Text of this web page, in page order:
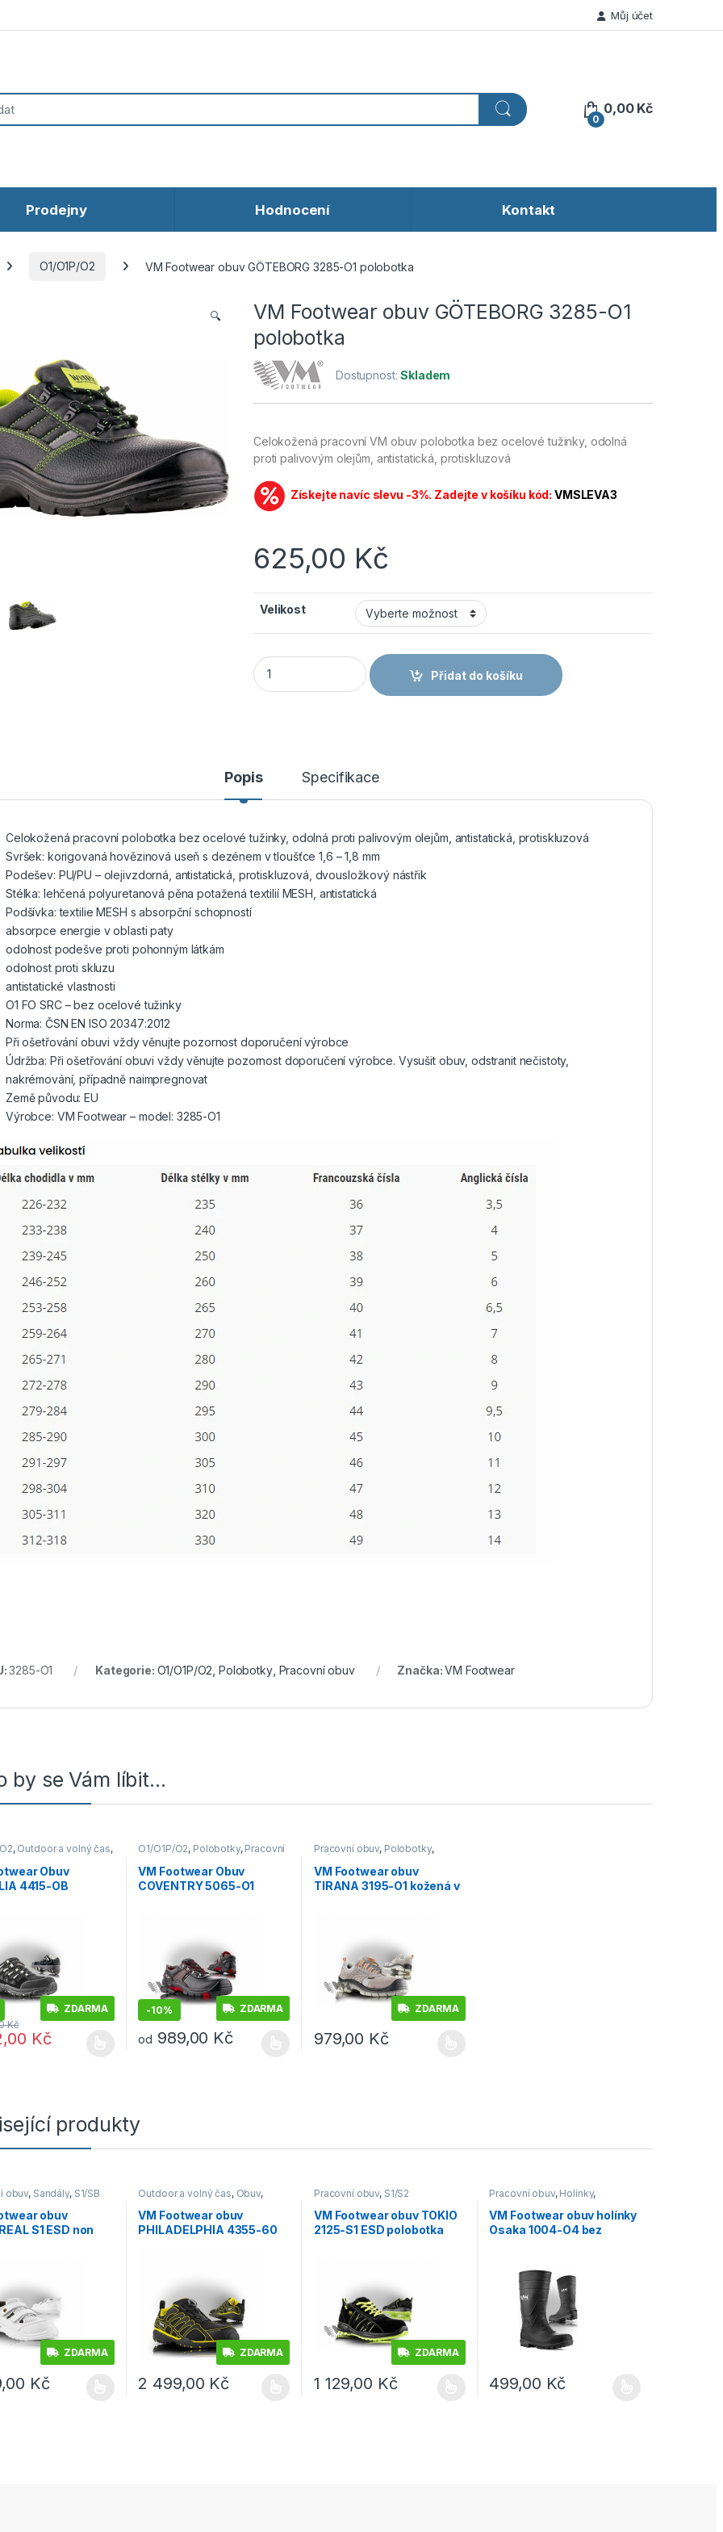
Můj účet
0
0,00 Kč
Prodejny Hodnocení Kontakt
O1/O1P/O2 VM Footwear obuv GÖTEBORG 3285-O1 polobotka
🔍
VM Footwear obuv GÖTEBORG 3285-O1
polobotka
Dostupnost:Skladem
Celokožená pracovní VM obuv polobotka bez ocelové tužinky, odolná
proti palivovým olejům, antistatická, protiskluzová
Získejte navíc slevu -3%. Zadejte v košíku kód: VMSLEVA3
625,00 Kč
Velikost
VM Footwear obuv GÖTEBORG 3285-O1 polobotka množství
Přidat do košíku
Popis Specifikace
Celokožená pracovní polobotka bez ocelové tužinky, odolná proti palivovým olejům, antistatická, protiskluzová
Svršek: korigovaná hovězinová useň s dezénem v tloušťce 1,6 – 1,8 mm
Podešev: PU/PU – olejivzdorná, antistatická, protiskluzová, dvousložkový nástřik
Stélka: lehčená polyuretanová pěna potažená textilií MESH, antistatická
Podšívka: textilie MESH s absorpční schopností
absorpce energie v oblasti paty
odolnost podešve proti pohonným látkám
odolnost proti skluzu
antistatické vlastnosti
O1 FO SRC – bez ocelové tužinky
Norma: ČSN EN ISO 20347:2012
Při ošetřování obuvi vždy věnujte pozornost doporučení výrobce
Údržba: Při ošetřování obuvi vždy věnujte pozornost doporučení výrobce. Vysušit obuv, odstranit nečistoty,
nakrémování, případně naimpregnovat
Země původu: EU
Výrobce: VM Footwear – model: 3285-O1
3285-O1 Kategorie: O1/O1P/O2 ,Polobotky, Pracovní obuv Značka:VM Footwear
by se Vám líbit…
, Outdoor a volný čas,
Obuv
4415-OB
ZDARMA
Kč
Kč
má více variant. Možnosti lze vybrat na stránce produktu
O1/O1P/O2, Polobotky, Pracovní
VM Footwear Obuv
COVENTRY 5065-O1
-10% ZDARMA
od 989,00 Kč
Tento produkt má více variant. Možnosti lze vybrat na stránce produktu
Pracovní obuv, Polobotky,
O1/O1P/O2
VM Footwear obuv
TIRANA 3195-O1 kožená v
ZDARMA
979,00 Kč
Tento produkt má více variant. Možnosti lze vybrat na stránce produktu
produkty
obuv, Sandály, S1/SB
obuv
S1 ESD non
ZDARMA
Kč
má více variant. Možnosti lze vybrat na stránce produktu
Outdoor a volný čas, Obuv,
VM Footwear obuv
PHILADELPHIA 4355-60
ZDARMA
2 499,00 Kč
Tento produkt má více variant. Možnosti lze vybrat na stránce produktu
Pracovní obuv, S1/S2
VM Footwear obuv TOKIO
2125-S1 ESD polobotka
ZDARMA
1 129,00 Kč
Tento produkt má více variant. Možnosti lze vybrat na stránce produktu
Pracovní obuv, Holínky,
VM Footwear obuv holínky
Osaka 1004-O4 bez
499,00 Kč
Tento produkt má více variant. Možnosti